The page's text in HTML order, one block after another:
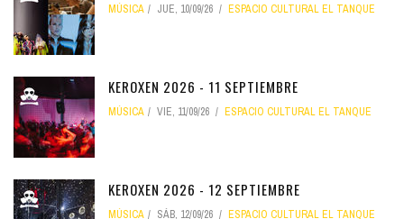
MÚSICA JUE, 10/09/26 ESPACIO CULTURAL EL TANQUE
KEROXEN 2026 - 11 SEPTIEMBRE
MÚSICA VIE, 11/09/26 ESPACIO CULTURAL EL TANQUE
KEROXEN 2026 - 12 SEPTIEMBRE
MÚSICA SÁB, 12/09/26 ESPACIO CULTURAL EL TANQUE